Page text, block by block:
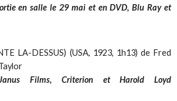
en salle le 29 mai et en DVD, Blu Ray et
LA-DESSUS) (USA, 1923, 1h13) de Fred
Films, Criterion et Harold Loyd